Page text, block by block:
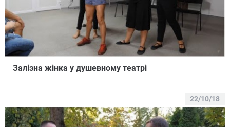
Залізна жінка у душевному театрі
22/10/18